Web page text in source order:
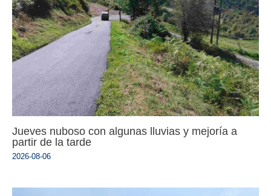
Jueves nuboso con algunas lluvias y mejoría a
partir de la tarde
2026-08-06